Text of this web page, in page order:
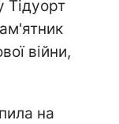
Тідуорт
війни,
на